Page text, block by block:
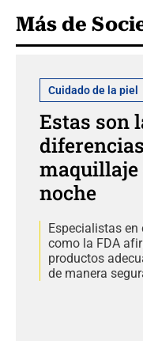
Más de
Cuidado de la piel
Estas son
maquillaje
noche
Especialistas
como la FDA
productos
de manera